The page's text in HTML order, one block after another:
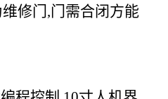
修门,门需合闭方能